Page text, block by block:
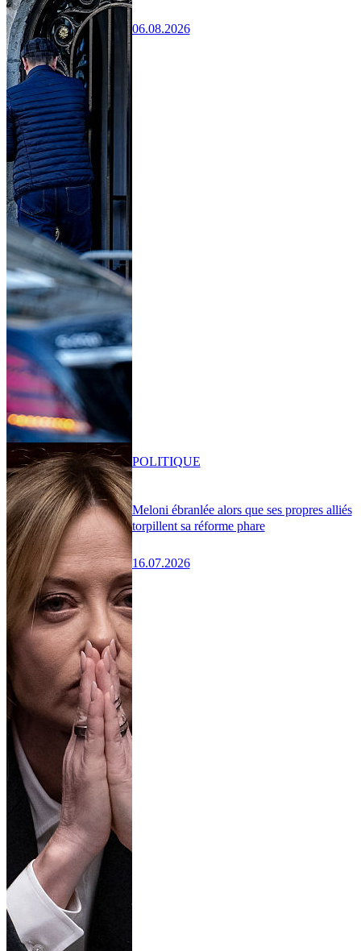
06.08.2026
Meloni ébranlée alors que ses propres alliés
torpillent sa réforme phare
16.07.2026
POLITIQUE